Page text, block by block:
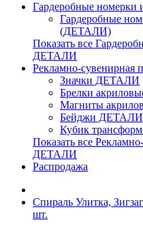
Гардеробные
Гардеробные
(ДЕТАЛИ)
Показать все
ДЕТАЛИ
Рекламно-
Значки ДЕТАЛИ
Брелки
Магниты
Бейджи ДЕТАЛИ
Кубик
Показать все
ДЕТАЛИ
Распродажа
Спираль Улитка,
шт.